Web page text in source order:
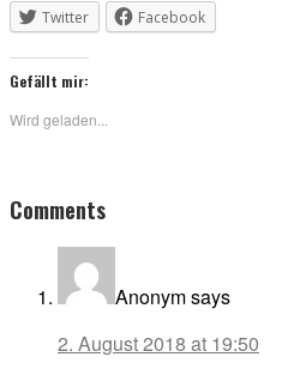
Twitter
Facebook
Gefällt mir:
Wird geladen...
Reader
Interactions
Comments
Anonymsays
2. August 2018 at 19:50